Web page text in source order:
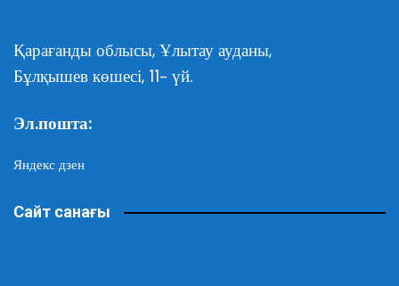
Қарағанды облысы, Ұлытау ауданы,
Бұлқышев көшесі, 11- үй.
Эл.пошта:
Яндекс дзен
Сайт санағы